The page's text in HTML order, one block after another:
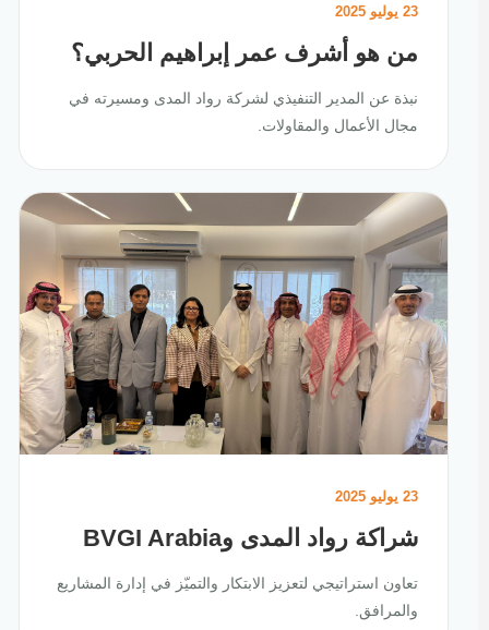
23 يوليو 2025
من هو أشرف عمر إبراهيم الحربي؟
نبذة عن المدير التنفيذي لشركة رواد المدى ومسيرته في
مجال الأعمال والمقاولات.
23 يوليو 2025
شراكة رواد المدى وBVGI Arabia
تعاون استراتيجي لتعزيز الابتكار والتميّز في إدارة المشاريع
والمرافق.